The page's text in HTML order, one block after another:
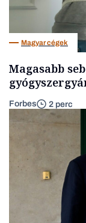
Magyar cégek
Magasabb
Forbes 2 perc